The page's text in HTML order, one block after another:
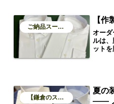
ご納品スーツのご紹介
【作
オーダ
ルは
ット
「スタ
頼を
【鎌倉のスーツブログ】
夏の
——